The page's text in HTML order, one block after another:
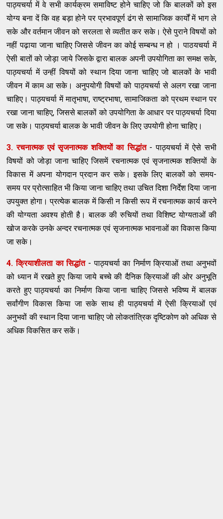
पाठ्यचर्या में वे सभी कार्यक्रम समाविष्ट होने चाहिए जो कि बालकों को इस
योग्य बना दें कि वह बड़ा होने पर प्रभावपूर्ण ढंग से सामाजिक कार्यों में भाग ले
सके और वर्तमान जीवन को सरलता से व्यतीत कर सके। ऐसे पुराने विषयों को
नहीं पढ़ाया जाना चाहिए जिससे जीवन का कोई सम्बन्ध न हो । पाठयचर्या में
ऐसी बातों को जोड़ा जाये जिसके द्वारा बालक अपनी उपयोगिता का समक्ष सके,
पाठ्यचर्या में उन्हीं विषयों को स्थान दिया जाना चाहिए जो बालकों के भावी
जीवन में काम आ सके। अनुपयोगी विषयों को पाठ्यचर्या से अलग रखा जाना
चाहिए। पाठ्यचर्या में मातृभाषा, राष्ट्रभाषा, सामाजिकता को प्रथम स्थान पर
रखा जाना चाहिए, जिससे बालकों को उपयोगिता के आधार पर पाठ्यचर्या दिया
जा सके। पाठ्यचर्या बालक के भावी जीवन के लिए उपयोगी होना चाहिए।
3. रचनात्मक एवं सृजनात्मक शक्तियों का सिद्धांत- पाठ्यचर्या में ऐसे सभी
विषयों को जोड़ा जाना चाहिए जिसमें रचनात्मक एवं सृजनात्मक शक्तियों के
विकास में अपना योगदान प्रदान कर सके। इसके लिए बालकों को समय-
समय पर प्रोत्साहित भी किया जाना चाहिए तथा उचित दिशा निर्देश दिया जाना
उपयुक्त होगा। प्रत्येक बालक में किसी न किसी रूप में रचनात्मक कार्य करने
की योग्यता अवश्य होती है। बालक की रुचियों तथा विशिष्ट योग्यताओं की
खोज करके उनके अन्दर रचनात्मक एवं सृजनात्मक भावनाओं का विकास किया
जा सके।
4. क्रियाशीलता का सिद्धांत- पाठ्यचर्या का निर्माण क्रियाओं तथा अनुभवों
को ध्यान में रखते हुए किया जाये बच्चे की दैनिक क्रियाओं की ओर अनुभूति
करते हुए पाठ्यचर्या का निर्माण किया जाना चाहिए जिससे भविष्य में बालक
सर्वांगीण विकास किया जा सके साथ ही पाठ्यचर्या में ऐसी क्रियाओं एवं
अनुभवों की स्थान दिया जाना चाहिए जो लोकतांत्रिक दृष्टिकोण को अधिक से
अधिक विकसित कर सकें।